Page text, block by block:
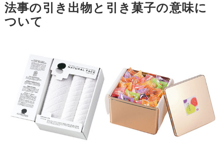
法事の引き出物と引き菓子の意味に
ついて